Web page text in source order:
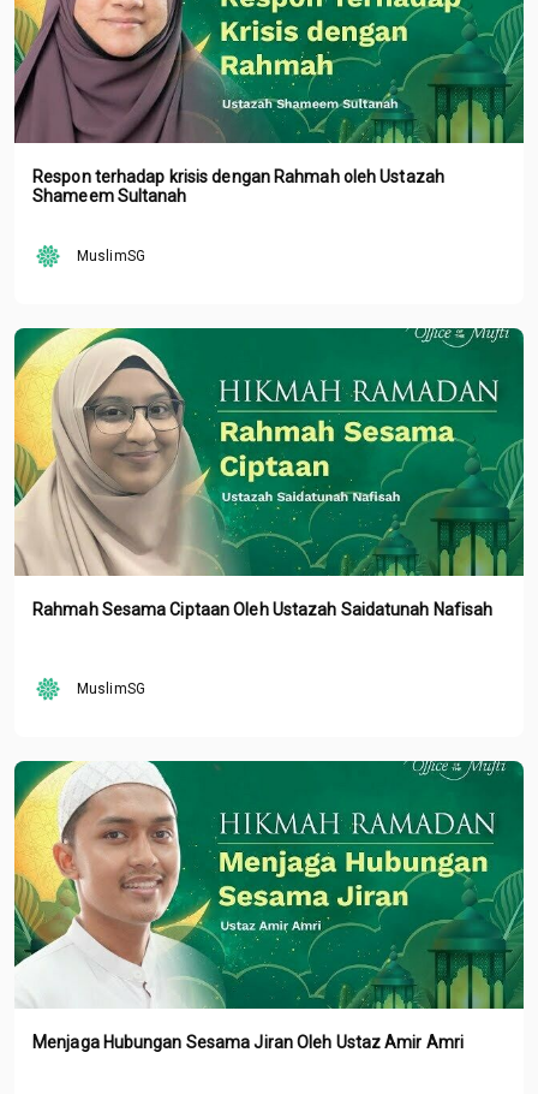
Respon terhadap krisis dengan Rahmah oleh Ustazah
Shameem Sultanah
MuslimSG
Rahmah Sesama Ciptaan Oleh Ustazah Saidatunah Nafisah
MuslimSG
Menjaga Hubungan Sesama Jiran Oleh Ustaz Amir Amri